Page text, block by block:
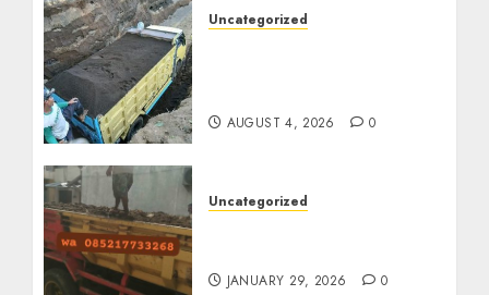
Uncategorized
AUGUST 4, 2026 0
Uncategorized
JANUARY 29, 2026 0